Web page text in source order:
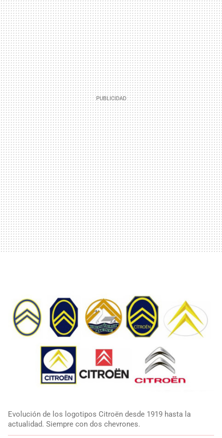
Evolución de los logotipos Citroën desde 1919 hasta la
actualidad. Siempre con dos chevrones.